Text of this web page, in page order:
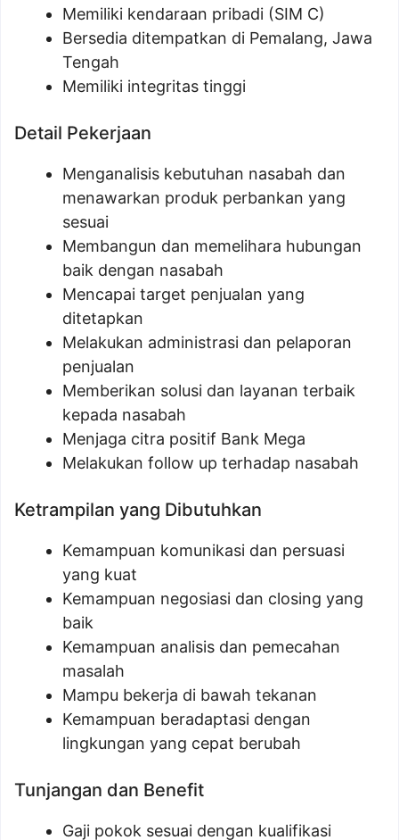
Memiliki kendaraan pribadi (SIM C)
Bersedia ditempatkan di Pemalang, Jawa
Tengah
Memiliki integritas tinggi
Detail Pekerjaan
Menganalisis kebutuhan nasabah dan
menawarkan produk perbankan yang
sesuai
Membangun dan memelihara hubungan
baik dengan nasabah
Mencapai target penjualan yang
ditetapkan
Melakukan administrasi dan pelaporan
penjualan
Memberikan solusi dan layanan terbaik
kepada nasabah
Menjaga citra positif Bank Mega
Melakukan follow up terhadap nasabah
Ketrampilan yang Dibutuhkan
Kemampuan komunikasi dan persuasi
yang kuat
Kemampuan negosiasi dan closing yang
baik
Kemampuan analisis dan pemecahan
masalah
Mampu bekerja di bawah tekanan
Kemampuan beradaptasi dengan
lingkungan yang cepat berubah
Tunjangan dan Benefit
Gaji pokok sesuai dengan kualifikasi